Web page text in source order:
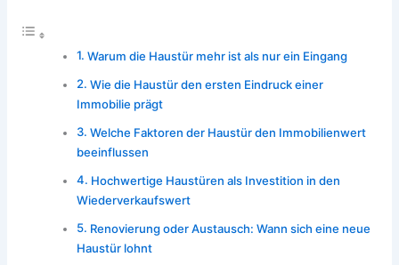
Warum die Haustür mehr ist als nur ein Eingang
Wie die Haustür den ersten Eindruck einer
Immobilie prägt
Welche Faktoren der Haustür den Immobilienwert
beeinflussen
Hochwertige Haustüren als Investition in den
Wiederverkaufswert
Renovierung oder Austausch: Wann sich eine neue
Haustür lohnt